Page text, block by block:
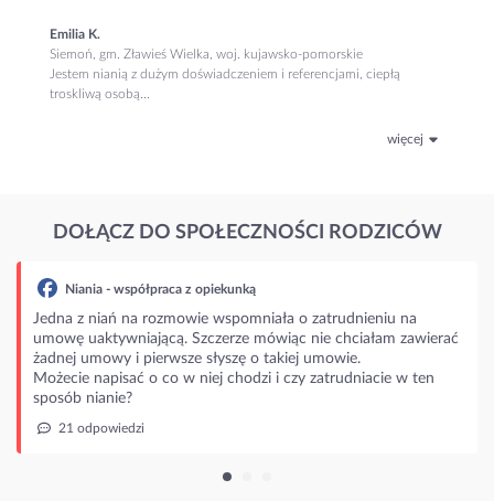
Emilia K.
Siemoń, gm. Zławieś Wielka, woj. kujawsko-pomorskie
Jestem nianią z dużym doświadczeniem i referencjami, ciepłą
troskliwą osobą...
więcej
DOŁĄCZ DO SPOŁECZNOŚCI RODZICÓW
- współpraca z opiekunką
na rozmowie wspomniała o zatrudnieniu na
Szczerze mówiąc nie chciałam zawierać
i pierwsze słyszę o takiej umowie.
napisać o co w niej chodzi i czy zatrudniacie w ten